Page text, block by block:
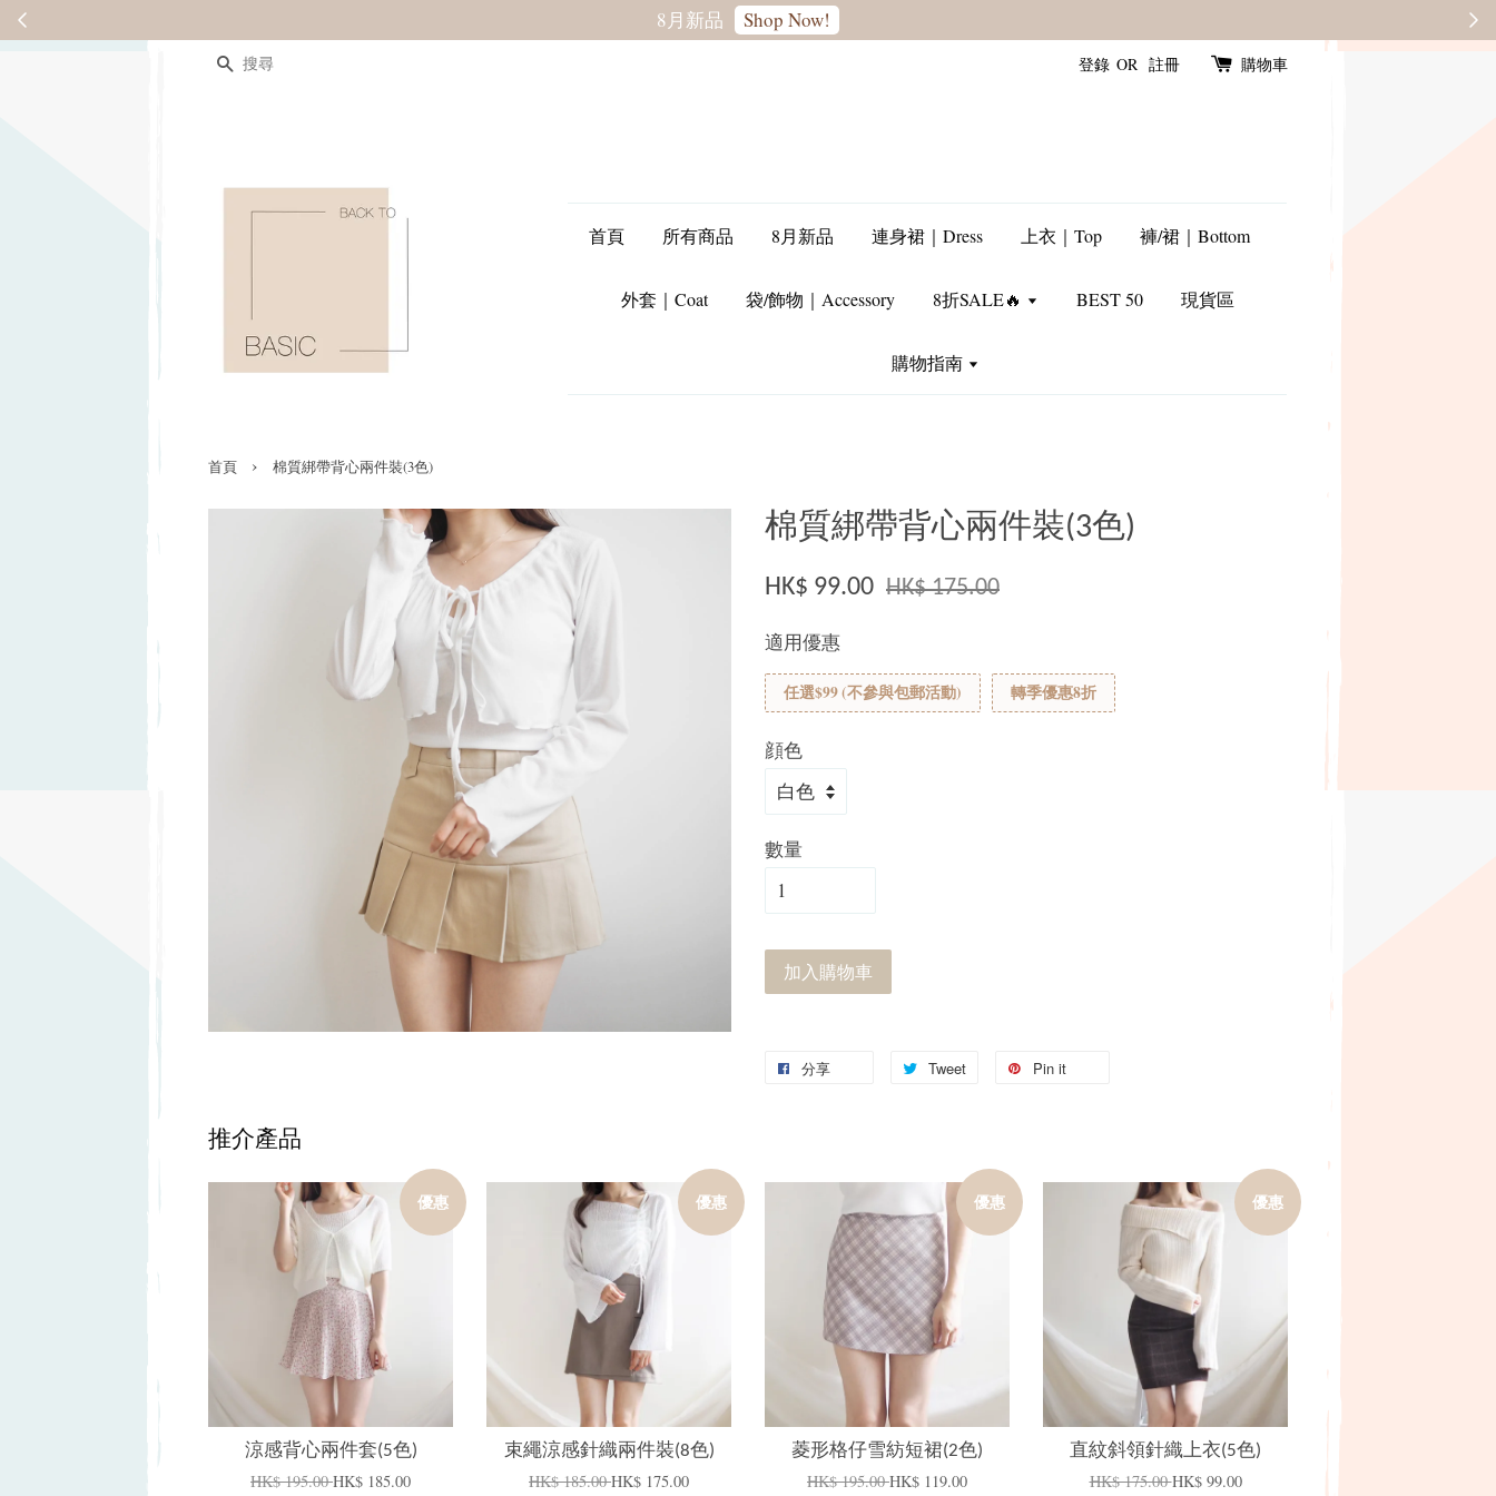
搜尋 登錄 OR 註冊 購物車
首頁 所有商品 8月新品 連身裙｜Dress 上衣｜Top 褲/裙｜Bottom
外套｜Coat 袋/飾物｜Accessory 8折SALE🔥 BEST 50 現貨區
購物指南
首頁 › 棉質綁帶背心兩件裝(3色)
棉質綁帶背心兩件裝(3色)
HK$ 99.00 HK$ 175.00
適用優惠
任選$99 (不參與包郵活動) 轉季優惠8折
顔色
數量
加入購物車
分享 Tweet Pin it
推介產品
優惠
加入購物車
涼感背心兩件套(5色)
HK$ 195.00HK$ 185.00
優惠
加入購物車
束繩涼感針織兩件裝(8色)
HK$ 185.00HK$ 175.00
優惠
菱形格仔雪紡短裙(2色)
HK$ 195.00HK$ 119.00
優惠
加入購物車
直紋斜領針織上衣(5色)
HK$ 175.00HK$ 99.00